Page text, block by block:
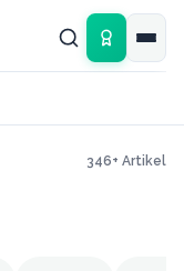
346+ Artikel